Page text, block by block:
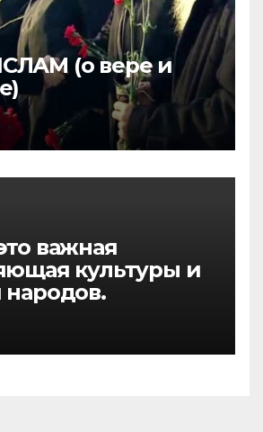
(о вере и
важная
культуры и
народов.